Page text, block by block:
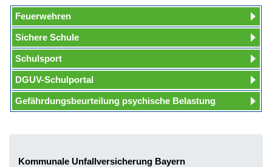
Feuerwehren
Sichere Schule
Schulsport
DGUV-Schulportal
Gefährdungsbeurteilung psychische Belastung
Kommunale Unfallversicherung Bayern